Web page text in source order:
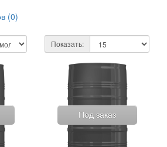
(0)
Показать:
Под заказ